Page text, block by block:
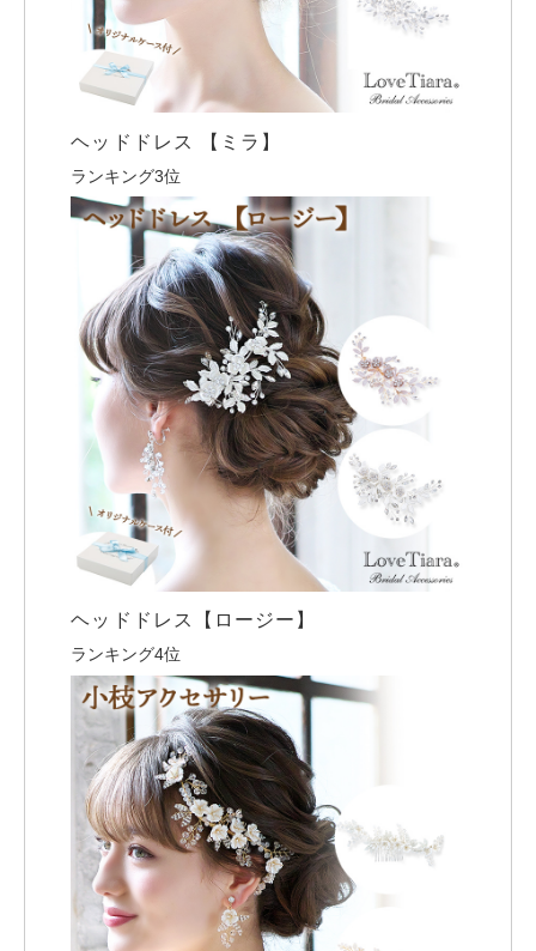
ヘッドドレス 【ミラ】
ランキング3位
ヘッドドレス【ロージー】
ランキング4位